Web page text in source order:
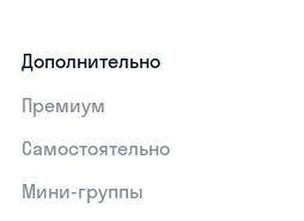
Дополнительно
Премиум
Самостоятельно
Мини-группы